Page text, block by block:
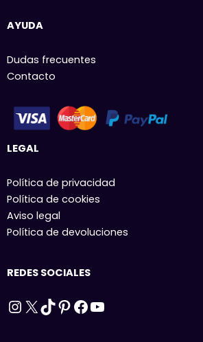
AYUDA
Dudas frecuentes
Contacto
LEGAL
Política de privacidad
Política de cookies
Aviso legal
Política de devoluciones
REDES SOCIALES
Instagram
X TikTok
Pinterest
Facebook
YouTube